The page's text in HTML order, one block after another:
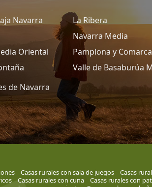
Navarra
La Ribera
Navarra Media
Oriental
Pamplona y Comarca
Valle de Basaburúa
de Navarra
Casas rurales con sala de juegos Casas
Casas rurales con cuna Casas rurales con